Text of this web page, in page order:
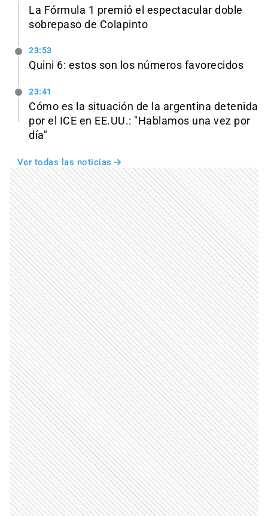
La Fórmula 1 premió el espectacular doble
sobrepaso de Colapinto
23:53
Quini 6: estos son los números favorecidos
23:41
Cómo es la situación de la argentina detenida
por el ICE en EE.UU.: "Hablamos una vez por
día"
Ver todas las noticias